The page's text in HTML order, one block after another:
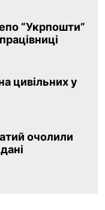
“Укрпошти”
цивільних у
очолили